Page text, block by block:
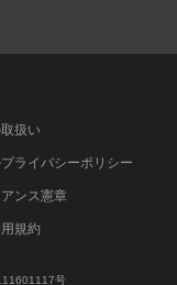
扱い
ライバシーポリシー
ンス憲章
規約
号